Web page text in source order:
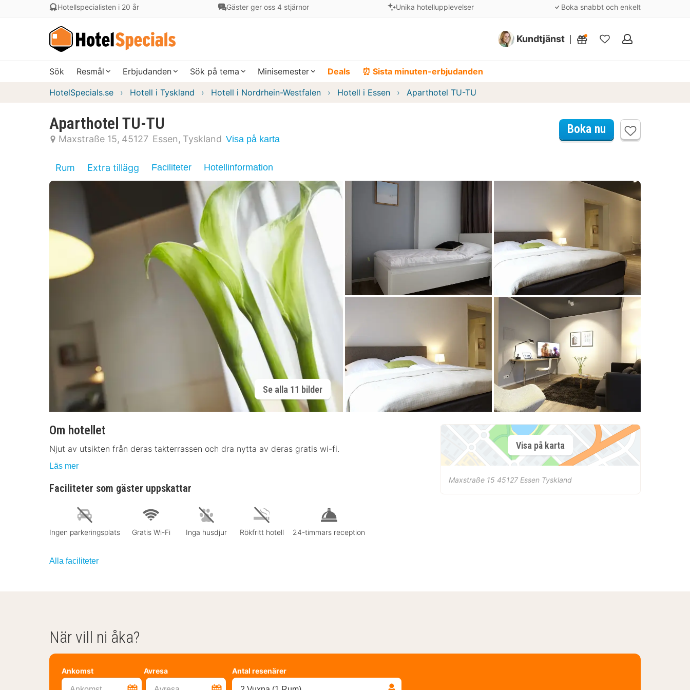
Hotellspecialisten i 20 år Gäster ger oss 4 stjärnor Unika hotellupplevelser Boka snabbt och enkelt
Kundtjänst
Mina
Sök Resmål Erbjudanden Sök på tema Minisemester Deals ⏰ Sista minuten-erbjudanden
HotelSpecials.se Hotell i Tyskland Hotell i Nordrhein-Westfalen Hotell i Essen Aparthotel TU-TU
Aparthotel TU-TU
Maxstraße 15 45127 Essen Tyskland Visa på karta
Boka nu
Rum Extra tillägg Faciliteter Hotellinformation
Se alla 11 bilder
Om hotellet
Njut av utsikten från deras takterrassen och dra nytta av deras gratis wi-fi.
Läs mer
Faciliteter som gäster uppskattar
Ingen parkeringsplats Gratis Wi-Fi Inga husdjur Rökfritt hotell 24-timmars reception
Alla faciliteter
Visa på karta
Maxstraße 15 45127 Essen Tyskland
När vill ni åka?
Ankomst Avresa Antal resenärer